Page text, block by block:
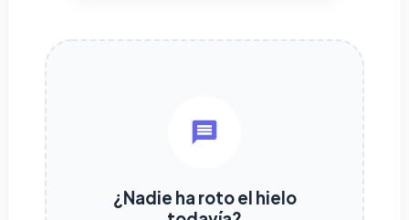
¿Nadie ha roto el hielo